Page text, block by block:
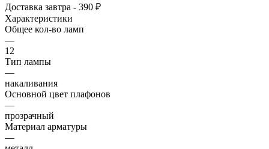
Доставка завтра - 390 ₽
Характеристики
Общее кол-во ламп
—
12
Тип лампы
—
накаливания
Основной цвет плафонов
—
прозрачный
Материал арматуры
—